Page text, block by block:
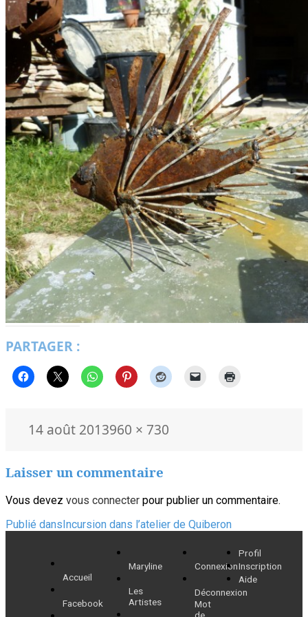
PARTAGER :
Publié
14 août 2013Taille
960 × 730
Laisser un commentaire
Vous devez vous connecter pour publier un commentaire.
Navigation
l’article
Publié dansIncursion dans l’atelier de Quiberon
Accueil
Facebook
Maryline
Les
Artistes
Connexion
Déconnexion
Mot
de
Profil
Inscription
Aide